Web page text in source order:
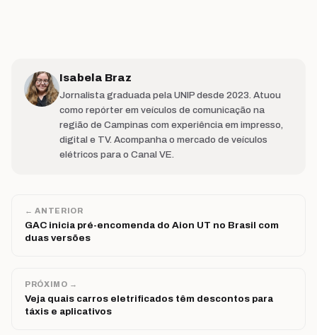
Isabela Braz
Jornalista graduada pela UNIP desde 2023. Atuou
como repórter em veículos de comunicação na
região de Campinas com experiência em impresso,
digital e TV. Acompanha o mercado de veículos
elétricos para o Canal VE.
← ANTERIOR
GAC inicia pré-encomenda do Aion UT no Brasil com
duas versões
PRÓXIMO →
Veja quais carros eletrificados têm descontos para
táxis e aplicativos